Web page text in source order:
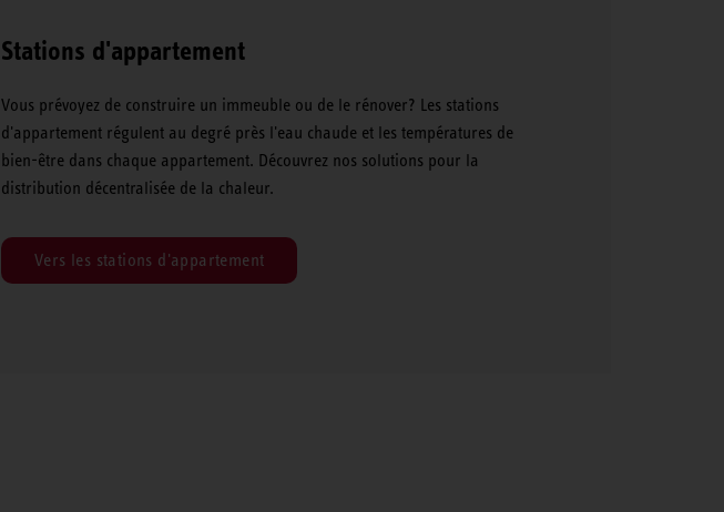
Stations d'appartement
Vous prévoyez de construire un immeuble ou de le rénover? Les stations
d'appartement régulent au degré près l'eau chaude et les températures de
bien-être dans chaque appartement. Découvrez nos solutions pour la
distribution décentralisée de la chaleur.
Vers les stations d'appartement